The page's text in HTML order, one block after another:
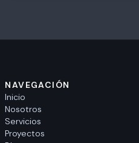
NAVEGACIÓN
Inicio
Nosotros
Servicios
Proyectos